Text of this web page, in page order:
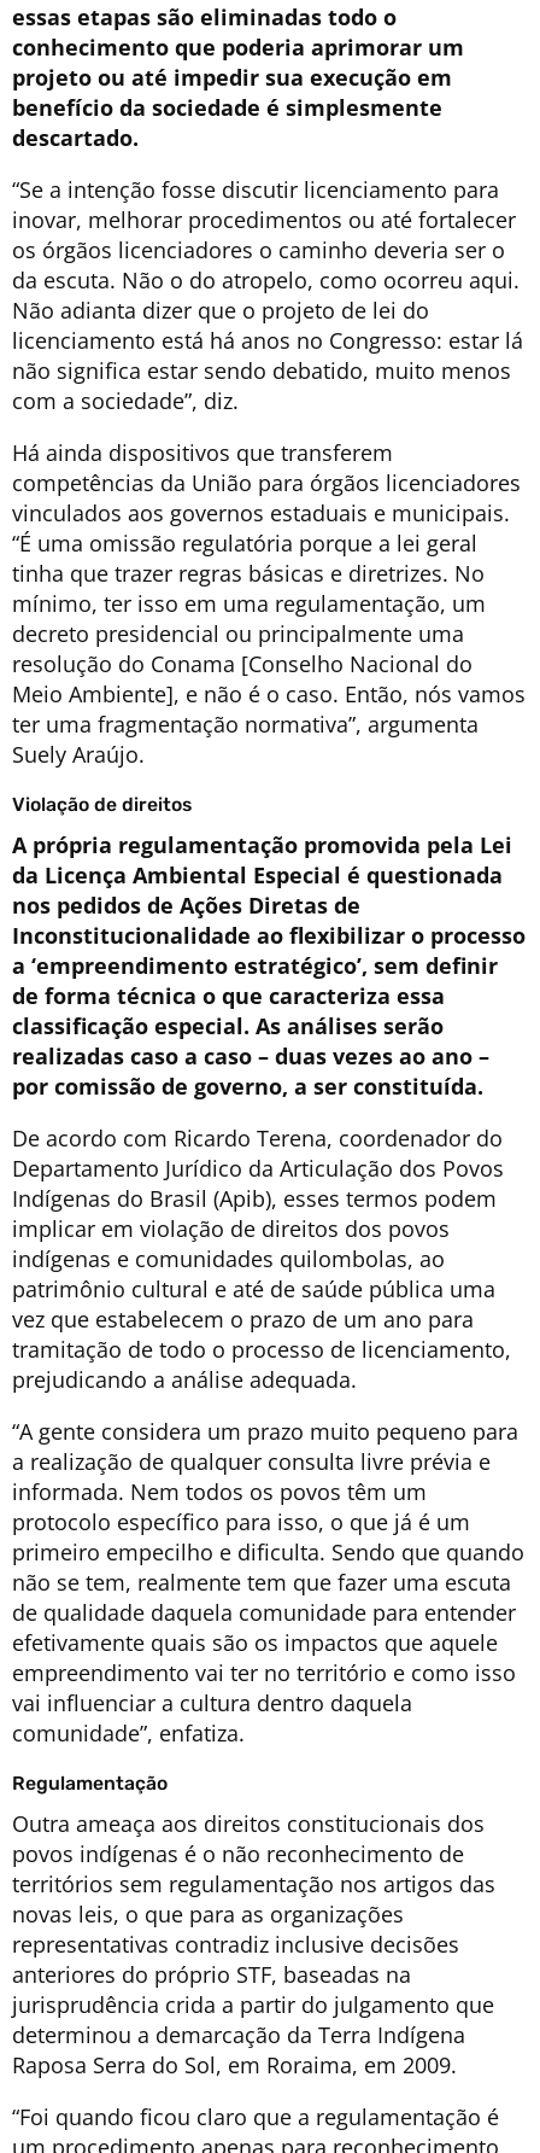
essas etapas são eliminadas todo o
conhecimento que poderia aprimorar um
projeto ou até impedir sua execução em
benefício da sociedade é simplesmente
descartado.
“Se a intenção fosse discutir licenciamento para
inovar, melhorar procedimentos ou até fortalecer
os órgãos licenciadores o caminho deveria ser o
da escuta. Não o do atropelo, como ocorreu aqui.
Não adianta dizer que o projeto de lei do
licenciamento está há anos no Congresso: estar lá
não significa estar sendo debatido, muito menos
com a sociedade”, diz.
Há ainda dispositivos que transferem
competências da União para órgãos licenciadores
vinculados aos governos estaduais e municipais.
“É uma omissão regulatória porque a lei geral
tinha que trazer regras básicas e diretrizes. No
mínimo, ter isso em uma regulamentação, um
decreto presidencial ou principalmente uma
resolução do Conama [Conselho Nacional do
Meio Ambiente], e não é o caso. Então, nós vamos
ter uma fragmentação normativa”, argumenta
Suely Araújo.
Violação de direitos
A própria regulamentação promovida pela Lei
da Licença Ambiental Especial é questionada
nos pedidos de Ações Diretas de
Inconstitucionalidade ao flexibilizar o processo
a ‘empreendimento estratégico’, sem definir
de forma técnica o que caracteriza essa
classificação especial. As análises serão
realizadas caso a caso – duas vezes ao ano –
por comissão de governo, a ser constituída.
De acordo com Ricardo Terena, coordenador do
Departamento Jurídico da Articulação dos Povos
Indígenas do Brasil (Apib), esses termos podem
implicar em violação de direitos dos povos
indígenas e comunidades quilombolas, ao
patrimônio cultural e até de saúde pública uma
vez que estabelecem o prazo de um ano para
tramitação de todo o processo de licenciamento,
prejudicando a análise adequada.
“A gente considera um prazo muito pequeno para
a realização de qualquer consulta livre prévia e
informada. Nem todos os povos têm um
protocolo específico para isso, o que já é um
primeiro empecilho e dificulta. Sendo que quando
não se tem, realmente tem que fazer uma escuta
de qualidade daquela comunidade para entender
efetivamente quais são os impactos que aquele
empreendimento vai ter no território e como isso
vai influenciar a cultura dentro daquela
comunidade”, enfatiza.
Regulamentação
Outra ameaça aos direitos constitucionais dos
povos indígenas é o não reconhecimento de
territórios sem regulamentação nos artigos das
novas leis, o que para as organizações
representativas contradiz inclusive decisões
anteriores do próprio STF, baseadas na
jurisprudência crida a partir do julgamento que
determinou a demarcação da Terra Indígena
Raposa Serra do Sol, em Roraima, em 2009.
“Foi quando ficou claro que a regulamentação é
um procedimento apenas para reconhecimento